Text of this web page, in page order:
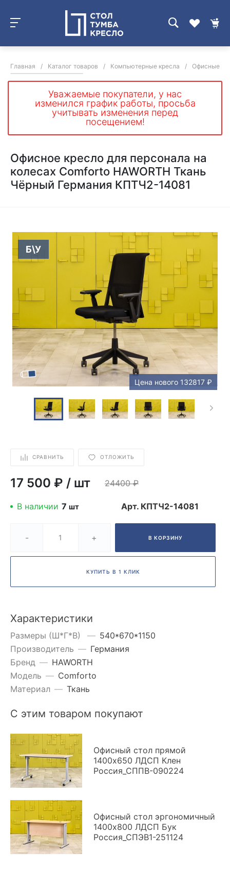
Главная / Каталог товаров / Компьютерные кресла / Офисные
Уважаемые покупатели, у нас
изменился график работы, просьба
учитывать изменения перед
посещением!
Офисное кресло для персонала на
колесах Comforto HAWORTH Ткань
Чёрный Германия КПТЧ2-14081
Б\У
Цена нового 132817 ₽
СРАВНИТЬ ОТЛОЖИТЬ
17 500 ₽ / шт 24400₽
В наличии 7 шт Арт. КПТЧ2-14081
- + В КОРЗИНУ
КУПИТЬ В 1 КЛИК
Характеристики
Размеры (Ш*Г*В) — 540*670*1150
Производитель — Германия
Бренд — HAWORTH
Модель — Comforto
Материал — Ткань
С этим товаром покупают
Офисный стол прямой
1400x650 ЛДСП Клен
Россия_СППВ-090224
Офисный стол эргономичный
1400x800 ЛДСП Бук
Россия_СПЭВ1-251124